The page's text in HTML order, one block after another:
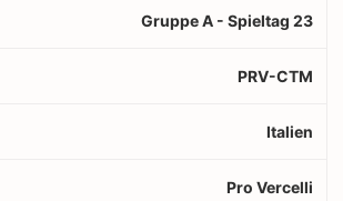
Gruppe A - Spieltag 23
PRV-CTM
Italien
Pro Vercelli